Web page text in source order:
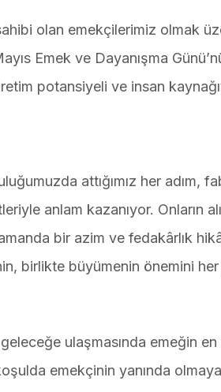
olan emekçilerimiz olmak
Emek ve Dayanışma
potansiyeli ve insan
attığımız her adım,
anlam kazanıyor. Onların
bir azim ve fedakârlık
birlikte büyümenin önemini
ulaşmasında emeğin
emekçinin yanında